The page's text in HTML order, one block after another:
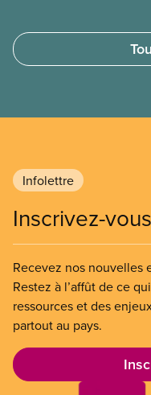
Infolettre
Inscrivez-
Recevez nos nouvelles
Restez à l’affût de ce
ressources et des
partout au pays.